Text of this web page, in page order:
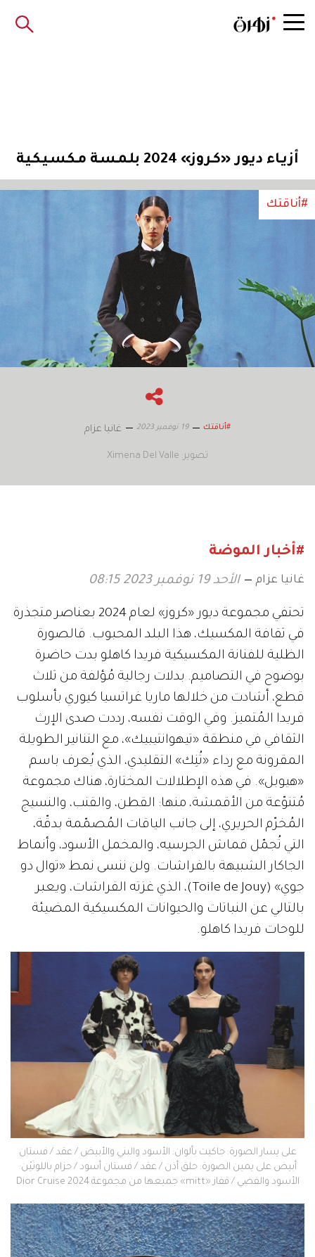
أزيـاء ديـور «كـروز» 2024 بلـمـسـة مـكـسـيـكـيـة
#أناقتك
#أناقتك 19 نوفمبر 2023 غانيا عزام
تصوير: Ximena Del Valle
#أخبار الموضة
غانيا عزام الأحد 19 نوفمبر 2023 08:15
تحتفي مجموعة ديور «كروز» لعام 2024 بعناصر متجذرة
في ثقافة المكسيك، هذا البلد المحبوب. فالصورة
الظلية للفنانة المكسيكية فريدا كاهلو بدت حاضرة
بوضوح في التصاميم. بدلات رجالية مُؤلفة من ثلاث
قطع، أشادت من خلالها ماريا غراتسيا كيوري بأسلوب
فريدا المُتميز. وفي الوقت نفسه، رددت صدى الإرث
الثقافي في منطقة «تيهوانتيبيك»، مع التنانير الطويلة
المقرونة مع رداء «تُنِك» التقليدي، الذي يُعرف باسم
«هيوبل». في هذه الإطلالات المختارة، هناك مجموعة
مُتنوّعة من الأقمشة، منها: القطن، والقنب، والنسيج
المُخرّم الحريري، إلى جانب الياقات المُصمّمة بدقّة،
التي تُجمّل قماش الجرسيه، والمخمل الأسود، وأنماط
الجاكار الشبيهة بالفراشات. ولن ننسى نمط «توال دو
جوي» (Toile de Jouy)، الذي غزته الفراشات، ويعبر
بالتالي عن النباتات والحيوانات المكسيكية المضيئة
للوحات فريدا كاهلو.
على يسار الصورة: جاكيت بألوان: الأسود والبني والأبيض / عقد / فستان
أبيض على يمين الصورة: حلق أذن / عقد / فستان أسود / حزام باللونَيْن:
الأسود والفضي / قفاز «mitt» جميعها من مجموعة Dior Cruise 2024